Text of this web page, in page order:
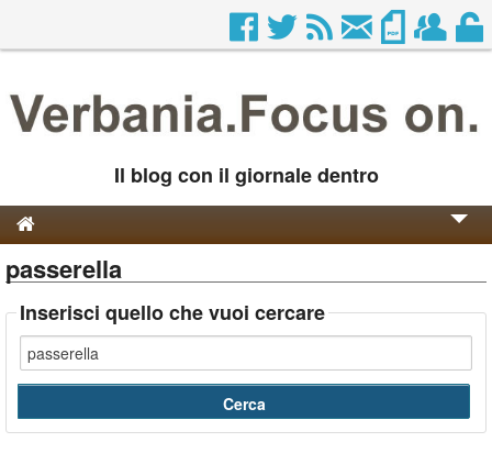
Il blog con il giornale dentro
Genesi e Storia
Contatti
passerella
Inserisci quello che vuoi cercare